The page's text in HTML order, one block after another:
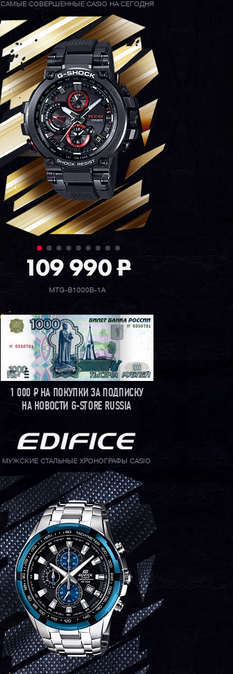
САМЫЕ СОВЕРШЕННЫЕ CASIO НА СЕГОДНЯ
109 990P
MTG-B1000B-1A
1 000РНА ПОКУПКИ ЗА ПОДПИСКУ
НА НОВОСТИ G-STORE RUSSIA
МУЖСКИЕ СТАЛЬНЫЕ ХРОНОГРАФЫ CASIO